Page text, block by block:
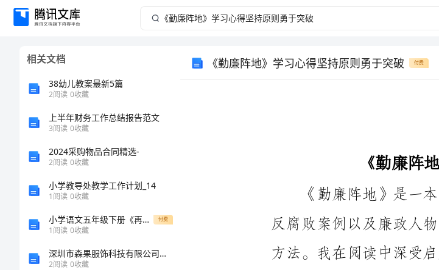
《勤
地》
相关文档
38幼儿教案最新5篇
2阅读 0收藏
上半年财务工作总结报告范文
3阅读 0收藏
2024采购物品合同精选-
2阅读 0收藏
小学教导处教学工作计划_14
1阅读 0收藏
小学语文五年级下册《再见了,亲人》精品教案 付费
1阅读 0收藏
深圳市森果服饰科技有限公司介绍企业发展分析报告
2阅读 0收藏
《勤廉阵地》学习心得坚持原则勇于突破 付费